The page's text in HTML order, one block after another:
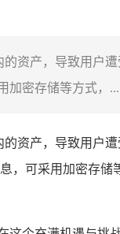
资产，导致用户
加密存储等方式，...
资产，导致用户
，可采用加密存储